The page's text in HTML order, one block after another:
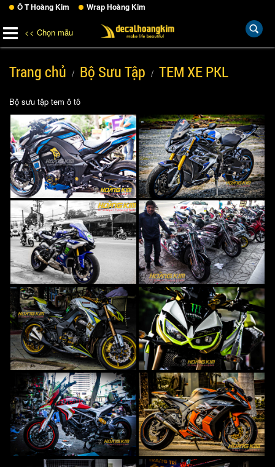
Ô T Hoàng Kim Wrap Hoàng Kim
<< Chọn mẫu
Trang chủ Bộ Sưu Tập TEM XE PKL
Bộ sưu tập tem ô tô